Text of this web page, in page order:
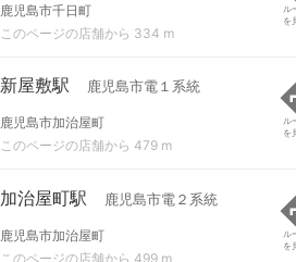
鹿児島市千日町
このページの店舗から 334 m
ル
を
新屋敷駅 鹿児島市電１系統
鹿児島市加治屋町
このページの店舗から 479 m
ル
を
加治屋町駅 鹿児島市電２系統
鹿児島市加治屋町
このページの店舗から 499 m
ル
を